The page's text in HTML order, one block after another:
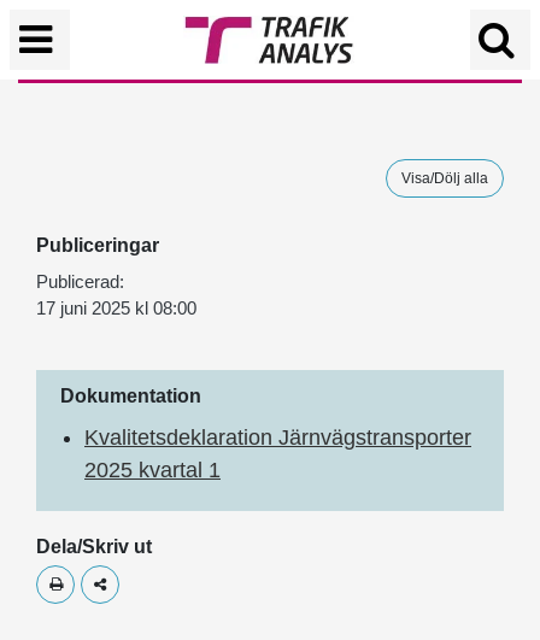
Visa/Dölj alla
Publiceringar
Publicerad:
17 juni 2025 kl 08:00
Dokumentation
Kvalitetsdeklaration Järnvägstransporter
2025 kvartal 1
Dela/Skriv ut
Skriv utDela